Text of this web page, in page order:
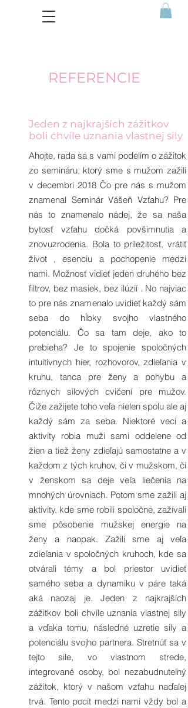
REFERENCIE
Jeden z najkrajších zážitkov
boli chvíle uznania vlastnej sily
Ahojte, rada sa s vami podelím o zážitok
zo semináru, ktorý sme s mužom zažili
v decembri 2018 Čo pre nás s mužom
znamenal Seminár Vášeň Vzťahu? Pre
nás to znamenalo nádej, že sa naša
bytosť vzťahu dočká povšimnutia a
znovuzrodenia. Bola to príležitosť, vrátiť
život , esenciu a pochopenie medzi
nami. Možnosť vidieť jeden druhého bez
filtrov, bez masiek, bez ilúzií . No najviac
to pre nás znamenalo uvidieť každý sám
seba do hĺbky svojho vlastného
potenciálu. Čo sa tam deje, ako to
prebieha? Je to spojenie spoločných
intuitívnych hier, rozhovorov, zdieľania v
kruhu, tanca pre ženy a pohybu a
rôznych silových cvičení pre mužov.
Čiže zažijete toho veľa nielen spolu ale aj
každý sám za seba. Niektoré veci a
aktivity robia muži sami oddelene od
žien a tiež ženy zdieľajú samostatne a v
každom z tých kruhov, či v mužskom, či
v ženskom sa deje veľa liečenia na
mnohých úrovniach. Potom sme zažili aj
aktivity, kde sme robili spoločne, zažívali
sme pôsobenie mužskej energie na
ženy a naopak. Zažili sme aj veľa
zdieľania v spoločných kruhoch, kde sa
otvárali témy a bol priestor uvidieť
samého seba a dynamiku v páre taká
aká naozaj je. Jeden z najkrajších
zážitkov boli chvíle uznania vlastnej sily
a vďaka tomu, následné uzretie sily a
potenciálu svojho partnera. Stretnúť sa v
tejto sile, vo vlastnom strede,
integrované osoby, bol nezabudnuteľný
zážitok, ktorý v našom vzťahu naďalej
trvá. Tento pocit medzi nami vždy bol a